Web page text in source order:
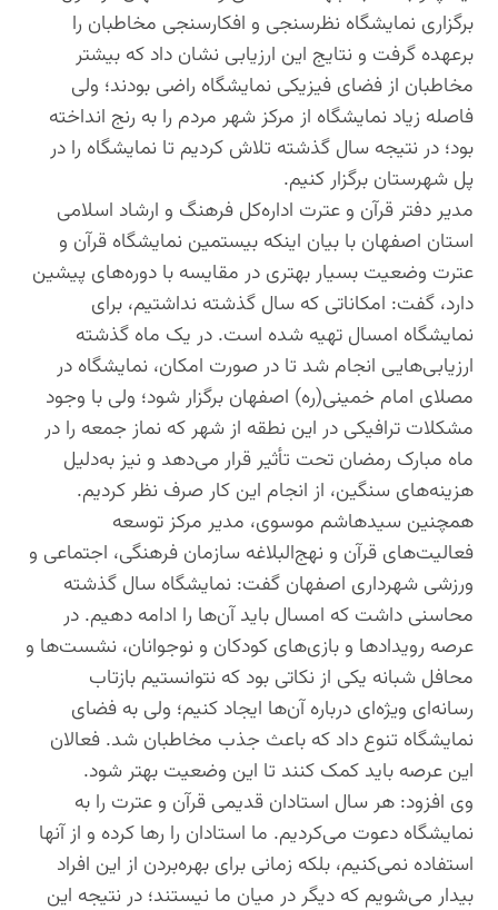
برگزاری نمایشگاه نظرسنجی و افکارسنجی مخاطبان را
برعهده گرفت و نتایج این ارزیابی نشان داد که بیشتر
مخاطبان از فضای فیزیکی نمایشگاه راضی بودند؛ ولی
فاصله زیاد نمایشگاه از مرکز شهر مردم را به رنج انداخته
بود؛ در نتیجه سال گذشته تلاش کردیم تا نمایشگاه را در
پل شهرستان برگزار کنیم.
مدیر دفتر قرآن و عترت اداره‌کل فرهنگ و ارشاد اسلامی
استان اصفهان با بیان اینکه بیستمین نمایشگاه قرآن و
عترت وضعیت بسیار بهتری در مقایسه با دوره‌های پیشین
دارد، گفت: امکاناتی که سال گذشته نداشتیم، برای
نمایشگاه امسال تهیه شده است. در یک ماه گذشته
ارزیابی‌هایی انجام شد تا در صورت امکان، نمایشگاه در
مصلای امام خمینی(ره) اصفهان برگزار شود؛ ولی با وجود
مشکلات ترافیکی در این نطقه از شهر که نماز جمعه را در
ماه مبارک رمضان تحت تأثیر قرار می‌دهد و نیز به‌دلیل
هزینه‌های سنگین، از انجام این کار صرف نظر کردیم.
همچنین سیدهاشم موسوی، مدیر مرکز توسعه
فعالیت‌های قرآن و نهج‌البلاغه سازمان فرهنگی، اجتماعی و
ورزشی شهرداری اصفهان گفت: نمایشگاه سال گذشته
محاسنی داشت که امسال باید آن‌ها را ادامه دهیم. در
عرصه رویدادها و بازی‌های کودکان و نوجوانان، نشست‌ها و
محافل شبانه یکی از نکاتی بود که نتوانستیم بازتاب
رسانه‌ای ویژه‌ای درباره آن‌ها ایجاد کنیم؛ ولی به فضای
نمایشگاه تنوع داد که باعث جذب مخاطبان شد. فعالان
این عرصه باید کمک کنند تا این وضعیت بهتر شود.
وی افزود: هر سال استادان قدیمی قرآن و عترت را به
نمایشگاه دعوت می‌کردیم. ما استادان را رها کرده و از آنها
استفاده نمی‌کنیم، بلکه زمانی برای بهره‌بردن از این افراد
بیدار می‌شویم که دیگر در میان ما نیستند؛ در نتیجه این